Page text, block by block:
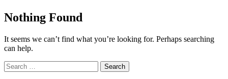
Nothing Found
It seems we can’t find what you’re looking for. Perhaps searching
can help.
Search
for: